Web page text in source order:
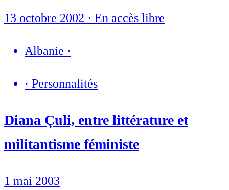
13 octobre 2002 · En accès libre
Albanie ·
· Personnalités
Diana Çuli, entre littérature et
militantisme féministe
1 mai 2003